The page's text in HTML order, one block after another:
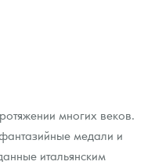
многих веков.
медали и
итальянским